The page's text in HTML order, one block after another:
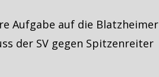
Aufgabe auf die Blatzheimer
der SV gegen Spitzenreiter